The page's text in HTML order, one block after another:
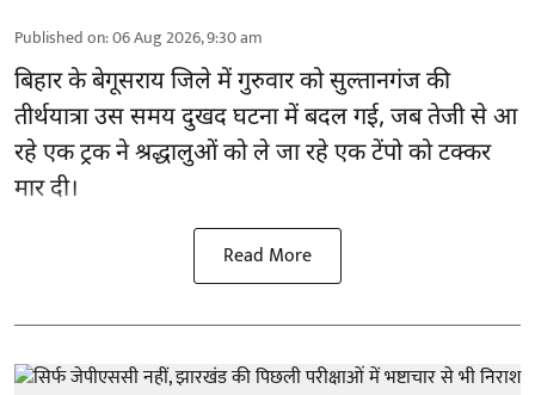
Published on:06 Aug 2026, 9:30 am
बिहारके बेगूसराय जिले में गुरुवार को सुल्तानगंज की
तीर्थयात्रा उस समय दुखद घटना में बदल गई, जब तेजी से आ
रहे एक ट्रक ने श्रद्धालुओं को ले जा रहे एक टेंपो को टक्कर
मार दी।
Read More